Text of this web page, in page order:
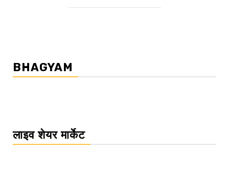
BHAGYAM
लाइव शेयर मार्केट